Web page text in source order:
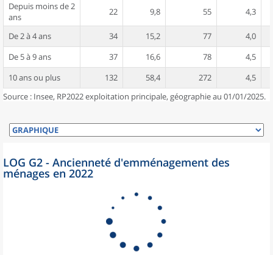
Depuis moins de 2
ans
22 9,8 55 4,3
De 2 à 4 ans 34 15,2 77
4,0
De 5 à 9 ans
37 16,6 78
4,5
10 ans ou plus
132 58,4 272
4,5
Source : Insee, RP2022 exploitation principale, géographie au 01/01/2025.
LOG G2 - Ancienneté d'emménagement des
ménages en 2022